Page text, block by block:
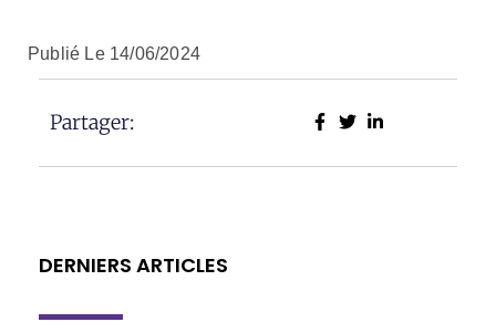
Publié Le 14/06/2024
Partager:
DERNIERS ARTICLES